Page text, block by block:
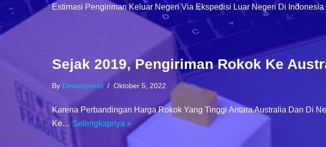
Estimasi Pengiriman Keluar Negeri Via Ekspedisi Luar Negeri Di Indonesia
Sejak 2019, Pengiriman Rokok Ke
By Dewiexpress Oktober 5, 2022
Karena Perbandingan Harga Rokok Yang Tinggi Antara Australia Dan Di
Ke… Selengkapnya »